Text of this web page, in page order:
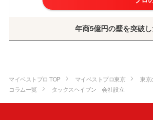
年商5億円の壁を突破
マイベストプロ TOP マイベストプロ東京 東京
コラム一覧
タックスヘイブン 会社設立